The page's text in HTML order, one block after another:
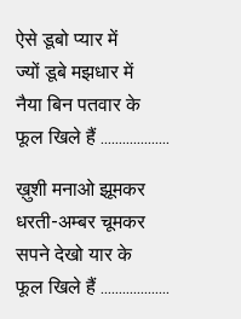
ऐसे डूबो प्यार में
ज्यों डूबे मझधार में
नैया बिन पतवार के
फूल खिले हैं ...................
ख़ुशी मनाओ झूमकर
धरती-अम्बर चूमकर
सपने देखो यार के
फूल खिले हैं ...................